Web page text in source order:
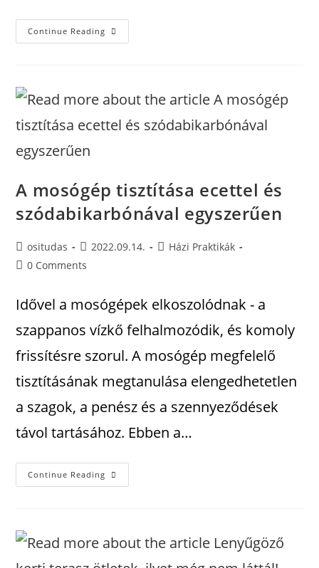
Continue Reading
A mosógép tisztítása ecettel és
szódabikarbónával egyszerűen
ositudas 2022.09.14.
Házi Praktikák
0 Comments
Idővel a mosógépek elkoszolódnak - a
szappanos vízkő felhalmozódik, és komoly
frissítésre szorul. A mosógép megfelelő
tisztításának megtanulása elengedhetetlen
a szagok, a penész és a szennyeződések
távol tartásához. Ebben a…
Continue Reading